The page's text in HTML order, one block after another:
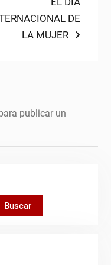
DE
LA MUJER
publicar un
Buscar